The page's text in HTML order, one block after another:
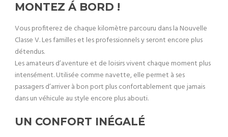
MONTEZ Á BORD !
Vous profiterez de chaque kilomètre parcouru dans la Nouvelle
Classe V. Les familles et les professionnels y seront encore plus
détendus.
Les amateurs d’aventure et de loisirs vivent chaque moment plus
intensément. Utilisée comme navette, elle permet à ses
passagers d’arriver à bon port plus confortablement que jamais
dans un véhicule au style encore plus abouti.
UN CONFORT INÉGALÉ